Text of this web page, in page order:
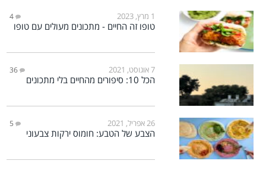
1 מרץ, 2023 4
טופו זה החיים - מתכונים מעולים עם טופו
7 אוגוסט, 2021 36
הכל 10: סיפורים מהחיים בלי מתכונים
26 אפריל, 2021 5
הצבע של הטבע: חומוס ירקות צבעוני